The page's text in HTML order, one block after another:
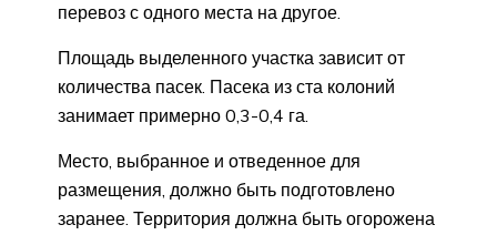
перевоз с одного места на другое.
Площадь выделенного участка зависит от
количества пасек. Пасека из ста колоний
занимает примерно 0,3-0,4 га.
Место, выбранное и отведенное для
размещения, должно быть подготовлено
заранее. Территория должна быть огорожена